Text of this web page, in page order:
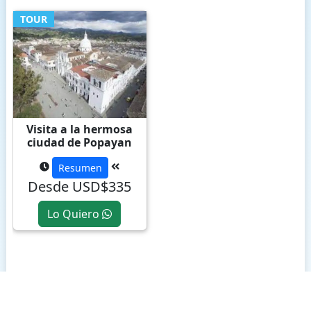
TOUR
Visita a la hermosa
ciudad de Popayan
Resumen
Desde USD$335
Lo Quiero